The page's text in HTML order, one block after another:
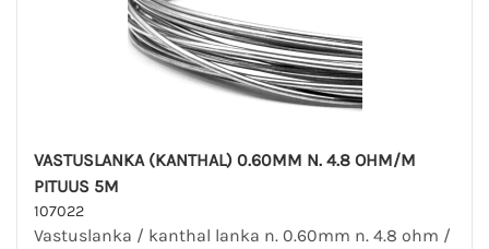
VASTUSLANKA (KANTHAL) 0.60MM N. 4.8 OHM/M
PITUUS 5M
107022
Vastuslanka / kanthal lanka n. 0.60mm n. 4.8 ohm /